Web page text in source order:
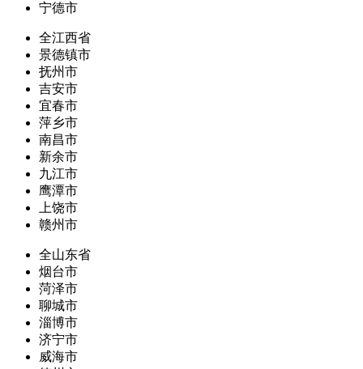
宁德市
全江西省
景德镇市
抚州市
吉安市
宜春市
萍乡市
南昌市
新余市
九江市
鹰潭市
上饶市
赣州市
全山东省
烟台市
菏泽市
聊城市
淄博市
济宁市
威海市